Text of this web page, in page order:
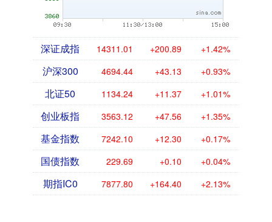
深证成指 14311.01 +200.89 +1.42%
沪深300 4694.44 +43.13 +0.93%
北证50 1134.24 +11.37 +1.01%
创业板指 3563.12 +47.56 +1.35%
基金指数 7242.10 +12.30 +0.17%
国债指数 229.69 +0.10 +0.04%
期指IC0 7877.80 +164.40 +2.13%